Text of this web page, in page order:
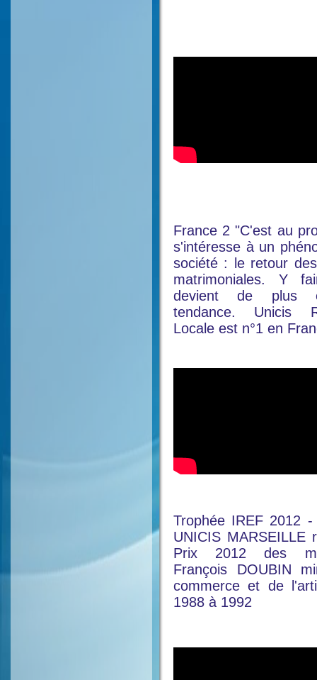
France 2 "C'est au
s'intéresse à un
société : le retour
matrimoniales. Y
devient de plus
tendance. Unicis
Locale est n°1 en
Trophée IREF 2012 -
UNICIS MARSEILLE
Prix 2012 des
François DOUBIN
commerce et de
1988 à 1992